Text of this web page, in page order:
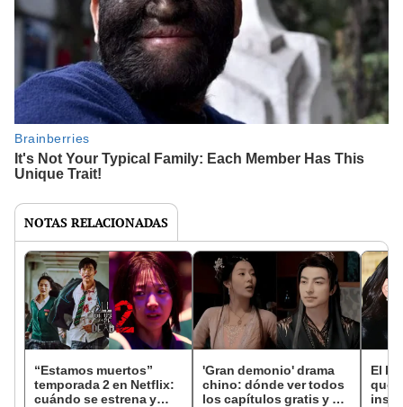
NOTAS RELACIONADAS
“Estamos muertos”
temporada 2 en Netflix:
cuándo se estrena y
'Gran demonio' drama
chino: dónde ver todos
los capítulos gratis y en
El k-
que